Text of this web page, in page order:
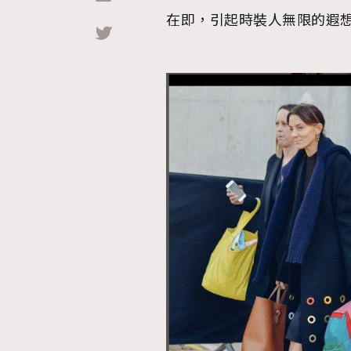
Hommes
在即，引起時裝人無限的遐